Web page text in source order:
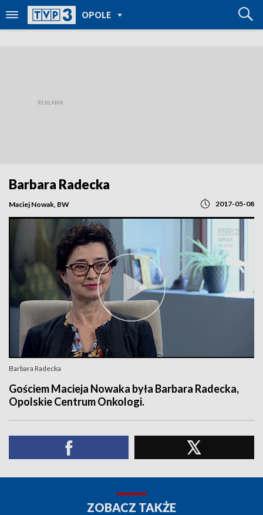
OPOLE
TVP REGIONY
Barbara Radecka
Maciej Nowak, BW 2017-05-08
Barbara Radecka
Gościem Macieja Nowaka była Barbara Radecka,
Opolskie Centrum Onkologi.
ZOBACZ TAKŻE